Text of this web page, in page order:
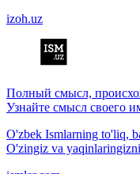
izoh.uz
Полный смысл,
Узнайте смысл своего
O'zbek Ismlarning to'liq,
O'zingiz va